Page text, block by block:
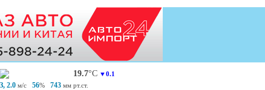
19.7°С ▼0.1
З, 2.0 м/с 56% 743 мм рт.ст.